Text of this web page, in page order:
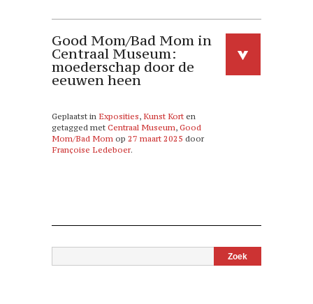
Good Mom/Bad Mom in
Centraal Museum:
moederschap door de
eeuwen heen
Geplaatst in Exposities, Kunst Kort en
getagged met Centraal Museum, Good
Mom/Bad Mom op 27 maart 2025 door
Françoise Ledeboer.